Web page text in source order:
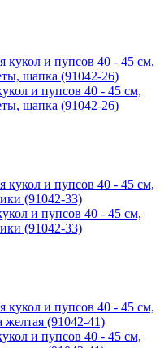
и пупсов 40 - 45 см,
шапка (91042-26)
и пупсов 40 - 45 см,
(91042-33)
и пупсов 40 - 45 см,